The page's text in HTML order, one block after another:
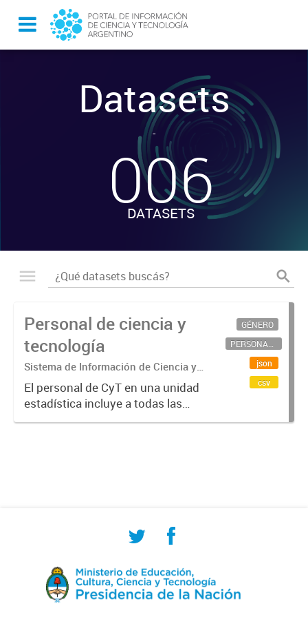
Datasets
-
006
DATASETS
Personal de ciencia y
tecnología
Sistema de Información de Ciencia y
Tecnología Argentino (SICYTAR)
El personal de CyT en una unidad
estadística incluye a todas las
personas involucradas
GÉNERO
PERSONAL CIENTÍFICO-TECNOLÓGICO
json
csv